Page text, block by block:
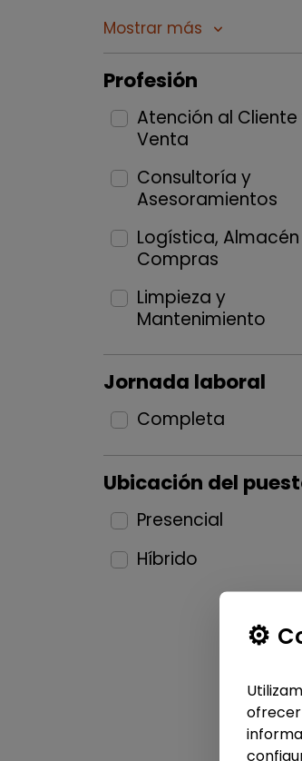
Mostrar más keyboard_arrow_down
Profesión
Atención al Cliente
Venta
Consultoría y
Asesoramientos
Logística,
Compras
Limpieza y
Mantenimiento
Jornada laboral
Completa
Ubicación del
Presencial
Híbrido
ofrecer